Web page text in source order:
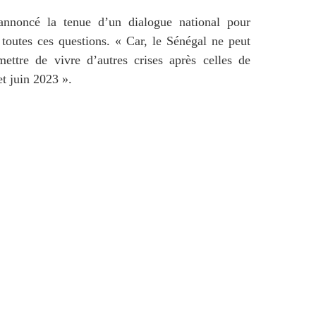
la tenue d’un dialogue national pour
ces questions. « Car, le Sénégal ne peut
de vivre d’autres crises après celles de
juin 2023 ».